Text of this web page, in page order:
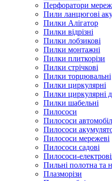
Перфоратори
Пили ланцюгові
Пилки Алігатор
Пилки відрізні
Пилки лобзикові
Пилки монтажні
Пилки плиткорізи
Пилки стрічкові
Пилки торцювальні
Пилки циркулярні
Пилки циркулярні
Пилки шабельні
Пилососи
Пилососи
Пилососи
Пилососи мережеві
Пилососи садові
Пилососи-
Пильні полотна та
Плазморізи